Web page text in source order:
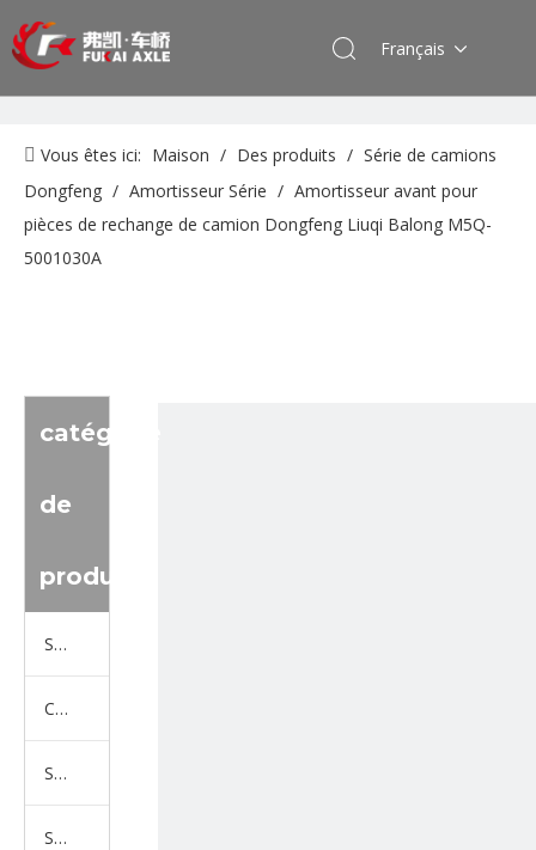
Français
Vous êtes ici: Maison / Des produits / Série de camions
Dongfeng / Amortisseur Série / Amortisseur avant pour
pièces de rechange de camion Dongfeng Liuqi Balong M5Q-
5001030A
catégorie
de
produit
Série de camions Sinotruk
Camion Shacman Série
Série de camions SAIC-lveco Hongyan
Série de camions Foton Auman